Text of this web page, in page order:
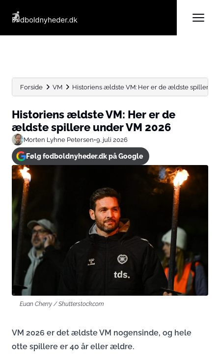
Forside VM Historiens ældste VM: Her er de ældste spillere
Historiens ældste VM: Her er de
ældste spillere under VM 2026
Morten Lyhne Petersen•9. juli 2026
Følg fodboldnyheder.dk på Google
Euan Cherry / Shutterstock.com
VM 2026 er det ældste VM nogensinde, og hele
otte spillere er 40 år eller ældre.